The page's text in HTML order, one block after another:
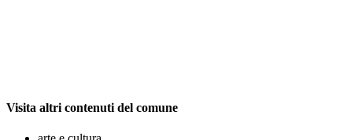
Visita altri contenuti del comune